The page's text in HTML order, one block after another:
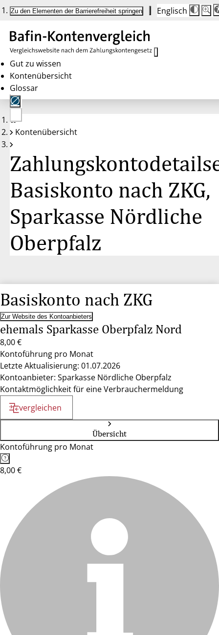
Zu den Elementen der Barrierefreiheit springen Englisch
Die
auf
100
100
Gut zu wissen
Kontenübersicht
Glossar
Keine
Konten
Kontenübersicht
Basiskonto nach ZKG,
Sparkasse Nördliche
Oberpfalz
Basiskonto nach ZKG
Zur Website des Kontoanbieters
ehemals Sparkasse Oberpfalz Nord
8,00 €
Kontoführung pro Monat
Letzte Aktualisierung: 01.07.2026
Kontoanbieter: Sparkasse Nördliche Oberpfalz
Kontaktmöglichkeit für eine Verbrauchermeldung
vergleichen
Übersicht
Kontoführung pro Monat
8,00 €